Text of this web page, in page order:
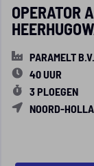
OPERATOR
PARAMELT B.V.
40 UUR
3 PLOEGEN
NOORD-